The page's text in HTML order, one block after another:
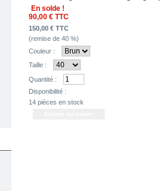
En solde !
90,00 € TTC
150,00 €TTC
(remise de 40%)
Couleur :
Taille :
Quantité :
Disponibilité :
14 pièces en stock